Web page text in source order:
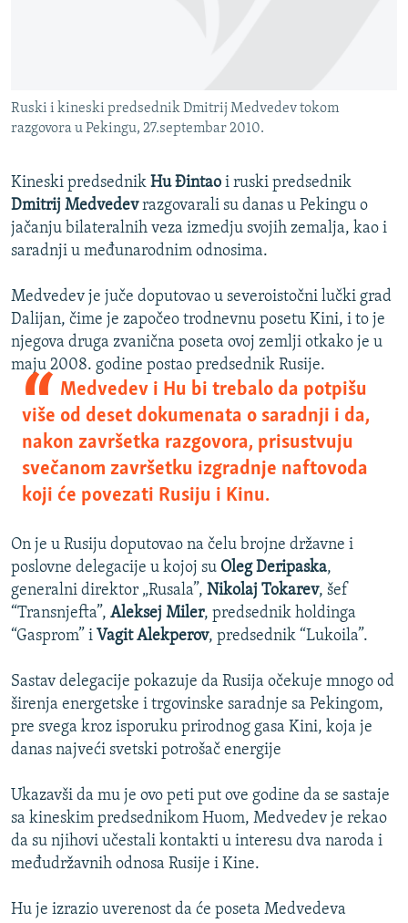
VIŠE OD NASLOVA
POPLAVE I KLIZIŠTA U BIH 2024.
TV LIBERTY
POST SCRIPTUM
TRI DECENIJE OD RATA U BIH
SVE KARTE DEJTONA
NASTANAK I RASPAD JUGOSLAVIJE
PRATITE NAS
Sve RFE/RL stranice
Ruski i kineski predsednik Dmitrij Medvedev tokom
razgovora u Pekingu, 27.septembar 2010.
Kineski predsednik Hu Đintao i ruski predsednik
Dmitrij Medvedevrazgovarali su danas u Pekingu o
jačanju bilateralnih veza izmedju svojih zemalja, kao i
saradnji u međunarodnim odnosima.
Medvedev je juče doputovao u severoistočni lučki grad
Dalijan, čime je započeo trodnevnu posetu Kini, i to je
njegova druga zvanična poseta ovoj zemlji otkako je u
maju 2008. godine postao predsednik Rusije.
Medvedev i Hu bi trebalo da potpišu
više od deset dokumenata o saradnji i da,
nakon završetka razgovora, prisustvuju
svečanom završetku izgradnje naftovoda
koji će povezati Rusiju i Kinu.
On je u Rusiju doputovao na čelu brojne državne i
poslovne delegacije u kojoj su Oleg Deripaska,
generalni direktor „Rusala”, Nikolaj Tokarev, šef
“Transnjefta”, Aleksej Miler, predsednik holdinga
“Gasprom” i Vagit Alekperov, predsednik “Lukoila”.
Sastav delegacije pokazuje da Rusija očekuje mnogo od
širenja energetske i trgovinske saradnje sa Pekingom,
pre svega kroz isporuku prirodnog gasa Kini, koja je
danas najveći svetski potrošač energije
Ukazavši da mu je ovo peti put ove godine da se sastaje
sa kineskim predsednikom Huom, Medvedev je rekao
da su njihovi učestali kontakti u interesu dva naroda i
međudržavnih odnosa Rusije i Kine.
Hu je izrazio uverenost da će poseta Medvedeva